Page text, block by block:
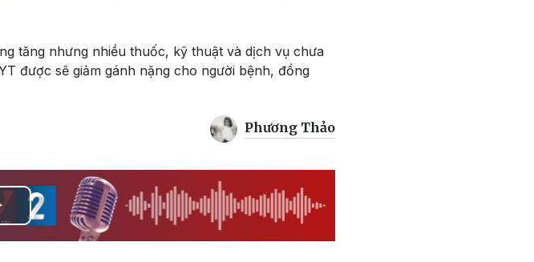
tăng nhưng nhiều thuốc, kỹ thuật và dịch vụ chưa
được sẽ giảm gánh nặng cho người bệnh, đồng
Phương Thảo